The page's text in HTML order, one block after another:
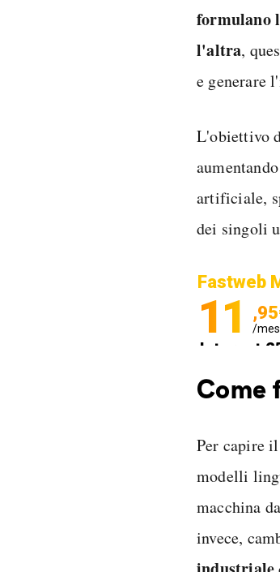
formulano
l'altra,
e generare
L'obiettivo
artificiale,
dei singoli
Fastweb
11 /
Internet
Come
Per capire
modelli
macchina
invece,